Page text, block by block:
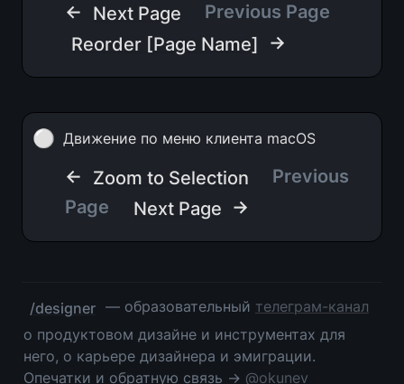
← Next Page
Previous Page
Reorder [Page Name]
→
⚪ Движение по меню клиента macOS
← Zoom to Selection
Previous
Page
Next Page →
/designer — образовательный телеграм-канал
о продуктовом дизайне и инструментах для
него, о карьере дизайнера и эмиграции.
Опечатки и обратную связь → @okunev